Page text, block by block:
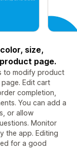
size,
page.
to modify product
Edit cart
completion,
You can add a
or allow
Monitor
the app. Editing
for a good